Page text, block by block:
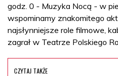
godz. 0 - Muzyka Nocą - w
wspominamy znakomitego
najsłynniejsze role filmowe,
zagrał w Teatrze Polskiego
CZYTAJ TAKŻE